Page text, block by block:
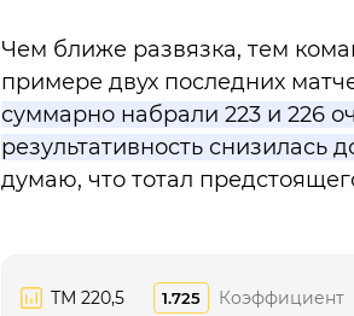
Чем ближе развязка, тем
примере двух последних
суммарно набрали 223 и 226
результативность снизилась
думаю, что тотал
ТМ 220,5 1.725 Коэффициент